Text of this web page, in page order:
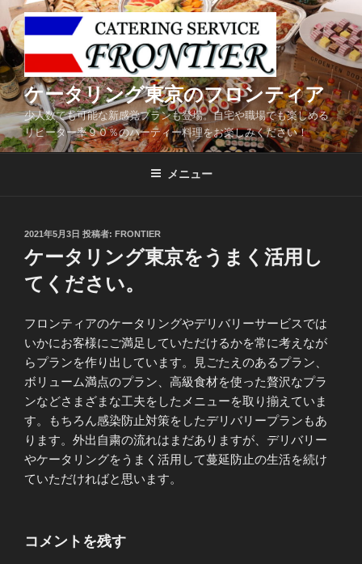
コ
ン
テ
ン
ツ
へ
キ
ケータリング東京のフロンティア
少人数でも可能な新感覚プランも登場。自宅や職場でも楽しめる
リピーター率９０％のパーティー料理をお楽しみください！
メニュー
投
稿
日:
2021年5月3日 投稿者: FRONTIER
ケータリング東京をうまく活用し
てください。
フロンティアのケータリングやデリバリーサービスでは
いかにお客様にご満足していただけるかを常に考えなが
らプランを作り出しています。見ごたえのあるプラン、
ボリューム満点のプラン、高級食材を使った贅沢なプラ
ンなどさまざまな工夫をしたメニューを取り揃えていま
す。もちろん感染防止対策をしたデリバリープランもあ
ります。外出自粛の流れはまだありますが、デリバリー
やケータリングをうまく活用して蔓延防止の生活を続け
ていただければと思います。
コメントを残す